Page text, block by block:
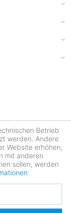
Betrieb
werden. Andere
Website erhöhen,
mit anderen
sollen, werden